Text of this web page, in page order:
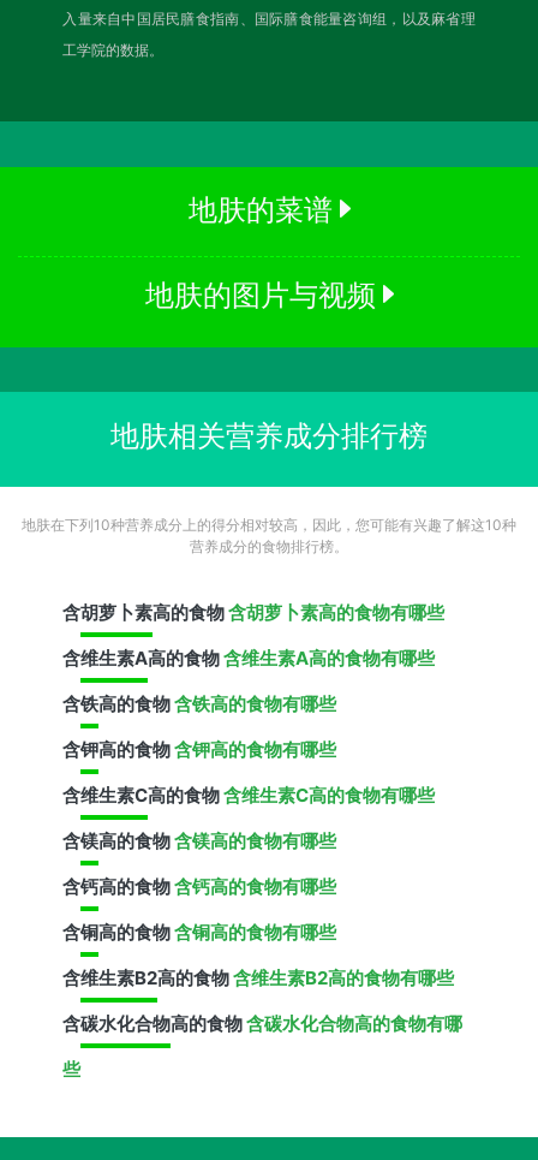
入量来自中国居民膳食指南、国际膳食能量咨询组，以及麻省理
工学院的数据。
地肤的菜谱
地肤的图片与视频
地肤相关营养成分排行榜
地肤在下列10种营养成分上的得分相对较高，因此，您可能有兴趣了解这10种
营养成分的食物排行榜。
含胡萝卜素高的食物含胡萝卜素高的食物有哪些
含维生素A高的食物含维生素A高的食物有哪些
含铁高的食物含铁高的食物有哪些
含钾高的食物含钾高的食物有哪些
含维生素C高的食物含维生素C高的食物有哪些
含镁高的食物含镁高的食物有哪些
含钙高的食物含钙高的食物有哪些
含铜高的食物含铜高的食物有哪些
含维生素B2高的食物含维生素B2高的食物有哪些
含碳水化合物高的食物含碳水化合物高的食物有哪
些